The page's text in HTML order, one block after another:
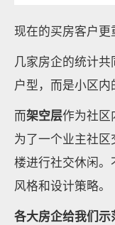
现在的买房客户更
几家房企的统计
户型，而是小区内
而架空层作为社区
为了一个业主社
楼进行社交休闲
风格和设计策略。
各大房企给我们